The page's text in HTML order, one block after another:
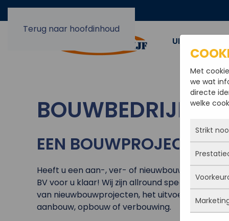
Terug naar hoofdinhoud
UIT EN
BOUWBEDRIJF
EEN BOUWPROJECT IN
Heeft u een aan-, ver- of nieuwbouw project in
BV voor u klaar! Wij zijn allround specialisten in
van nieuwbouwprojecten, het uitvoeren van
aanbouw, opbouw of verbouwing.
Met
we wat
directe
welke
Strikt
Deze
actief
iets
Je kunt
maar
Met
deze
Deze